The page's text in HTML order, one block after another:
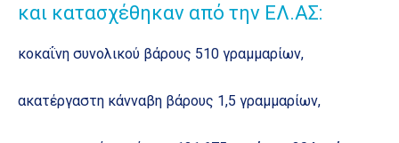
και κατασχέθηκαν από την ΕΛ.ΑΣ:
κοκαΐνη συνολικού βάρους 510 γραμμαρίων,
ακατέργαστη κάνναβη βάρους 1,5 γραμμαρίων,